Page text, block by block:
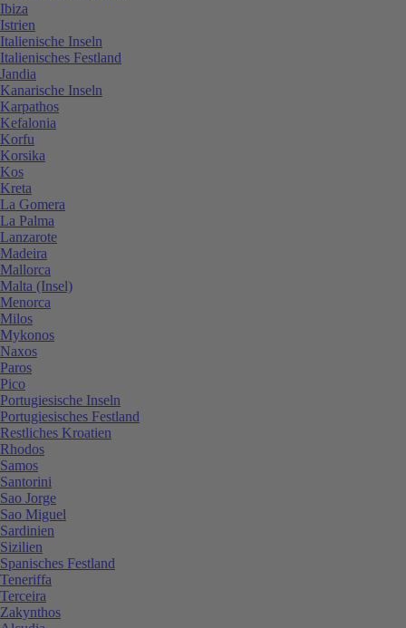
Ibiza
Istrien
Italienische Inseln
Italienisches Festland
Jandia
Kanarische Inseln
Karpathos
Kefalonia
Korfu
Korsika
Kos
Kreta
La Gomera
La Palma
Lanzarote
Madeira
Mallorca
Malta (Insel)
Menorca
Milos
Mykonos
Naxos
Paros
Pico
Portugiesische Inseln
Portugiesisches Festland
Restliches Kroatien
Rhodos
Samos
Santorini
Sao Jorge
Sao Miguel
Sardinien
Sizilien
Spanisches Festland
Teneriffa
Terceira
Zakynthos